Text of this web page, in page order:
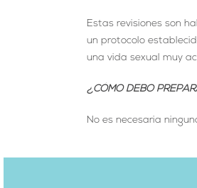
Estas revisiones son
un protocolo
una vida sexual muy
¿CÓMO DEBO
No es necesaria